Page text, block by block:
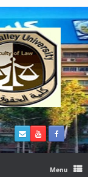
Skip
to
content
Menu